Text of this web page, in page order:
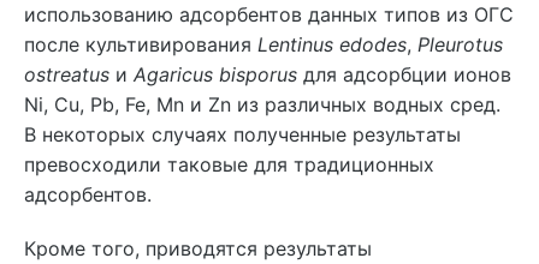
использованию адсорбентов данных типов из ОГС
после культивирования Lentinus edodes, Pleurotus
ostreatus и Agaricus bisporus для адсорбции ионов
Ni, Cu, Pb, Fe, Mn и Zn из различных водных сред.
В некоторых случаях полученные результаты
превосходили таковые для традиционных
адсорбентов.
Кроме того, приводятся результаты